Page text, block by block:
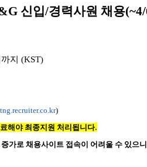
신입/경력사원 채용
지 (KST)
)
해야 최종지원 처리됩니다.
가로 채용사이트 접속이 어려울 수 있으